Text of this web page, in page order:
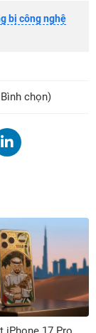
bị công nghệ
chọn)